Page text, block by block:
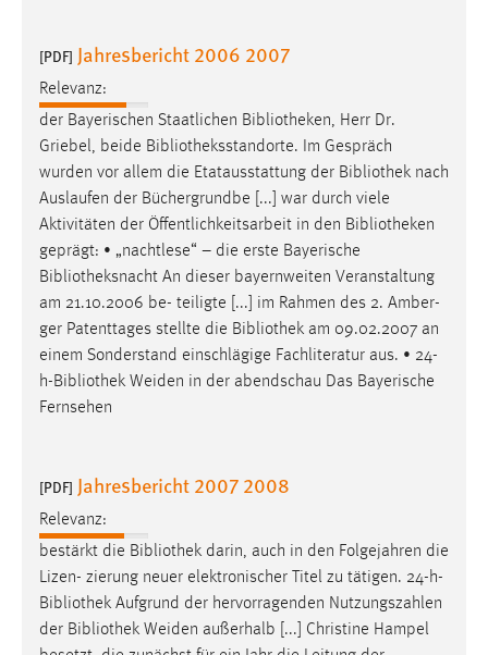
[PDF] Jahresbericht 2006 2007
Relevanz:
der Bayerischen Staatlichen Bibliotheken, Herr Dr.
Griebel, beide Bibliotheksstandorte. Im Gespräch
wurden vor allem die Etatausstattung der Bibliothek nach
Auslaufen der Büchergrundbe [...] war durch viele
Aktivitäten der Öffentlichkeitsarbeit in den Bibliotheken
geprägt: • „nachtlese“ – die erste Bayerische
Bibliotheksnacht An dieser bayernweiten Veranstaltung
am 21.10.2006 be- teiligte [...] im Rahmen des 2. Amber-
ger Patenttages stellte die Bibliothek am 09.02.2007 an
einem Sonderstand einschlägige Fachliteratur aus. • 24-
h-Bibliothek Weiden in der abendschau Das Bayerische
Fernsehen
[PDF] Jahresbericht 2007 2008
Relevanz:
bestärkt die Bibliothek darin, auch in den Folgejahren die
Lizen- zierung neuer elektronischer Titel zu tätigen. 24-h-
Bibliothek Aufgrund der hervorragenden Nutzungszahlen
der Bibliothek Weiden außerhalb [...] Christine Hampel